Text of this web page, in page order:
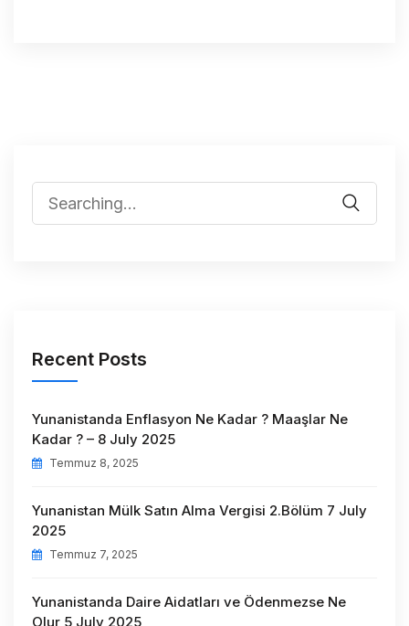
Recent Posts
Yunanistanda Enflasyon Ne Kadar ? Maaşlar Ne
Kadar ? – 8 July 2025
Temmuz 8, 2025
Yunanistan Mülk Satın Alma Vergisi 2.Bölüm 7 July
2025
Temmuz 7, 2025
Yunanistanda Daire Aidatları ve Ödenmezse Ne
Olur 5 July 2025